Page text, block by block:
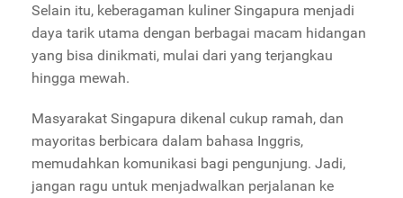
Selain itu, keberagaman kuliner Singapura menjadi
daya tarik utama dengan berbagai macam hidangan
yang bisa dinikmati, mulai dari yang terjangkau
hingga mewah.
Masyarakat Singapura dikenal cukup ramah, dan
mayoritas berbicara dalam bahasa Inggris,
memudahkan komunikasi bagi pengunjung. Jadi,
jangan ragu untuk menjadwalkan perjalanan ke